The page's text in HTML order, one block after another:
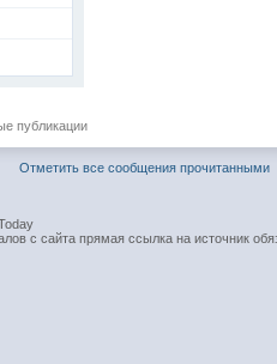
публикации
Отметить все сообщения прочитанными
с сайта прямая ссылка на источник